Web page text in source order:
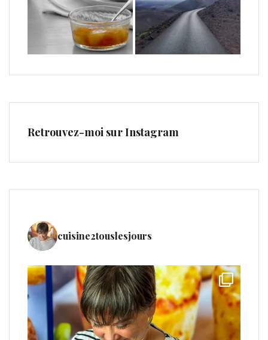
Retrouvez-moi sur Instagram
cuisine2touslesjours